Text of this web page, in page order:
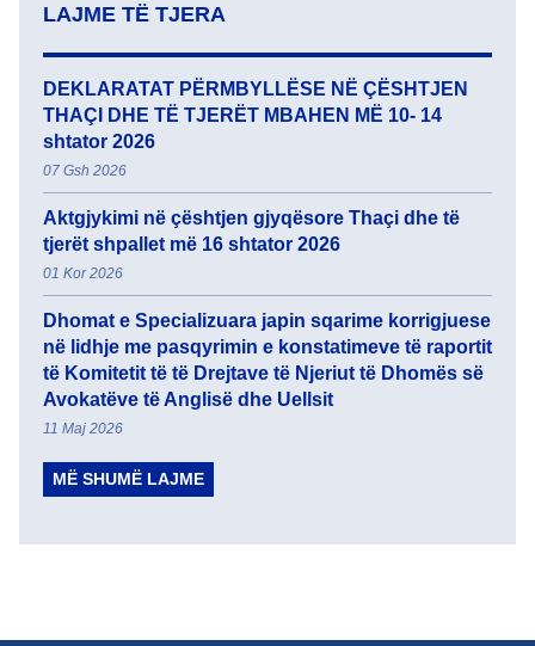
LAJME TË TJERA
DEKLARATAT PËRMBYLLËSE NË ÇËSHTJEN
THAÇI DHE TË TJERËT MBAHEN MË 10- 14
shtator 2026
07 Gsh 2026
Aktgjykimi në çështjen gjyqësore Thaçi dhe të
tjerët shpallet më 16 shtator 2026
01 Kor 2026
Dhomat e Specializuara japin sqarime korrigjuese
në lidhje me pasqyrimin e konstatimeve të raportit
të Komitetit të të Drejtave të Njeriut të Dhomës së
Avokatëve të Anglisë dhe Uellsit
11 Maj 2026
MË SHUMË LAJME